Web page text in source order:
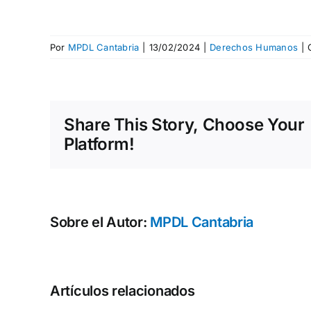
Por MPDL Cantabria 13/02/2024 Derechos Humanos
Share This Story, Choose Your
Platform!
Sobre el Autor: MPDL Cantabria
Artículos relacionados